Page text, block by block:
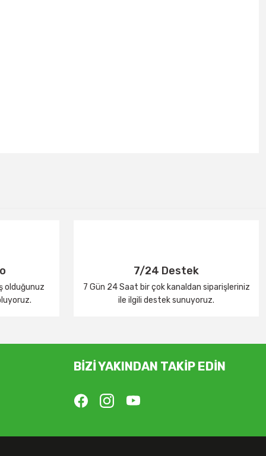
olduğunuz
7/24 Destek
7 Gün 24 Saat bir çok kanaldan siparişleriniz
ile ilgili destek sunuyoruz.
BİZİ YAKINDAN TAKİP EDİN